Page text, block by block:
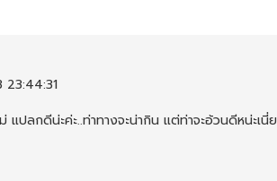
23:44:31
ม่ แปลกดีน่ะค่ะ..ท่าทางจะน่ากิน แต่ท่าจะอ้วนดีหน่ะเนี่ย